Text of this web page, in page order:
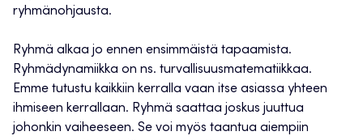
ryhmänohjausta.
Ryhmä alkaa jo ennen ensimmäistä tapaamista.
Ryhmädynamiikka on ns. turvallisuusmatematiikkaa.
Emme tutustu kaikkiin kerralla vaan itse asiassa yhteen
ihmiseen kerrallaan. Ryhmä saattaa joskus juuttua
johonkin vaiheeseen. Se voi myös taantua aiempiin